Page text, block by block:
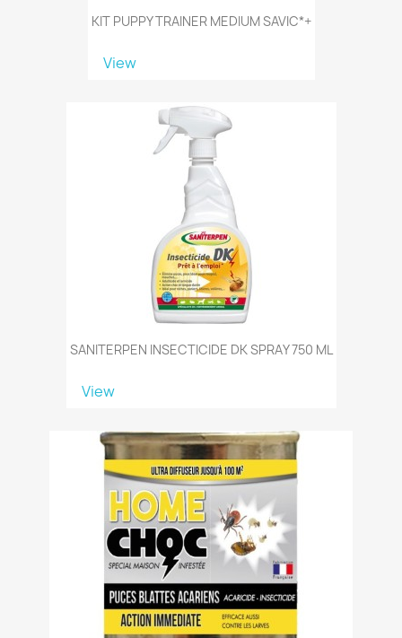
KIT PUPPY TRAINER MEDIUM SAVIC*+
View
SANITERPEN INSECTICIDE DK SPRAY 750 ML
View